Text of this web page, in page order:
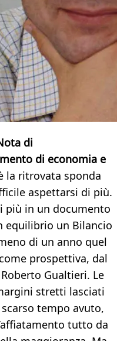
di
di economia e
la ritrovata sponda
aspettarsi di più.
più in un documento
equilibrio un Bilancio
di un anno quel
prospettiva, dal
Gualtieri. Le
stretti lasciati
tempo avuto,
tutto da